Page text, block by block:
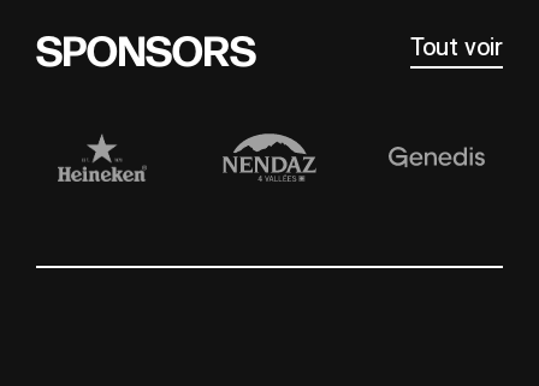
SPONSORS Tout voir